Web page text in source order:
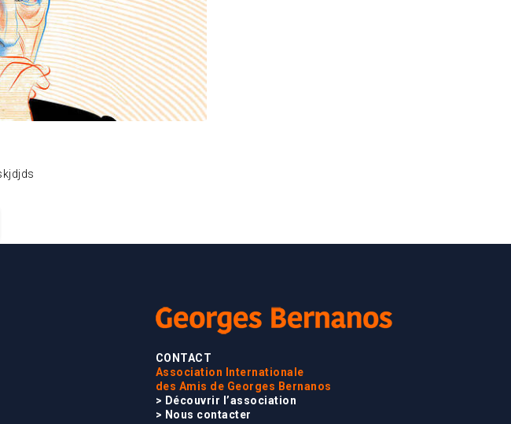
CONTACT
Association Internationale
des Amis de Georges Bernanos
> Découvrir l’association
> Nous contacter